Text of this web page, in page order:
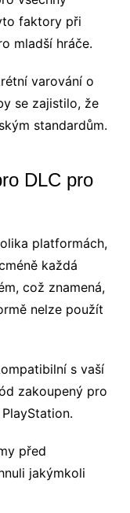
faktory při
mladší hráče.
varování o
se zajistilo, že
standardům.
DLC pro
platformách,
každá
což znamená,
nelze použít
s vaší
zakoupený pro
před
jakýmkoli